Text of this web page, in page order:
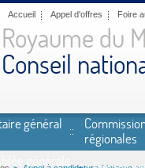
Accueil Appel d'offres Foire
Royaume du
Conseil
général
régionales
générale